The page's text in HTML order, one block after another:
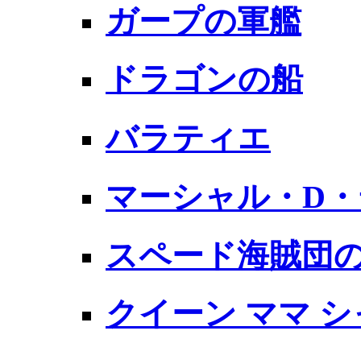
ガープの軍艦
ドラゴンの船
バラティエ
マーシャル・D
スペード海賊団
クイーン ママ